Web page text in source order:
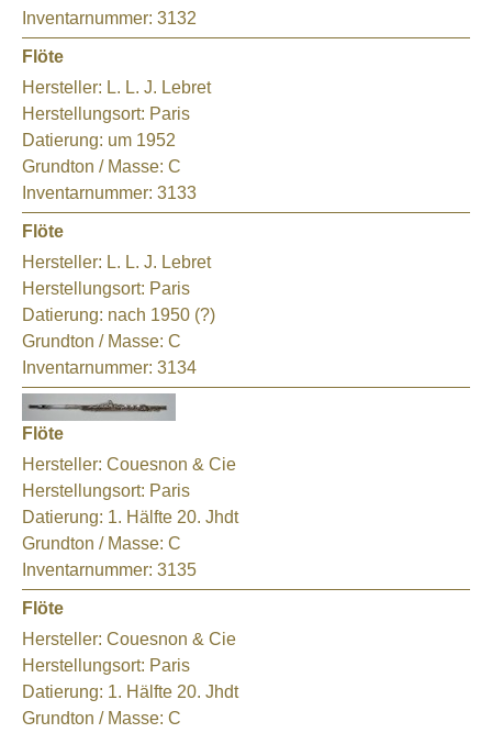
Inventarnummer: 3132
Flöte
Hersteller: L. L. J. Lebret
Herstellungsort: Paris
Datierung: um 1952
Grundton / Masse: C
Inventarnummer: 3133
Flöte
Hersteller: L. L. J. Lebret
Herstellungsort: Paris
Datierung: nach 1950 (?)
Grundton / Masse: C
Inventarnummer: 3134
Flöte
Hersteller: Couesnon & Cie
Herstellungsort: Paris
Datierung: 1. Hälfte 20. Jhdt
Grundton / Masse: C
Inventarnummer: 3135
Flöte
Hersteller: Couesnon & Cie
Herstellungsort: Paris
Datierung: 1. Hälfte 20. Jhdt
Grundton / Masse: C